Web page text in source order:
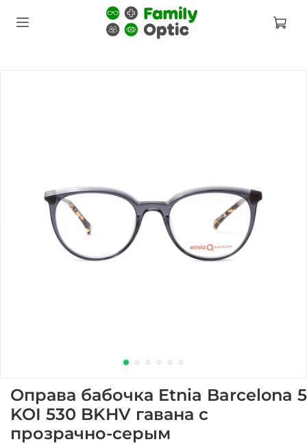
Оправа бабочка Etnia Barcelona 5
KOI 530 BKHV гавана с
прозрачно-серым